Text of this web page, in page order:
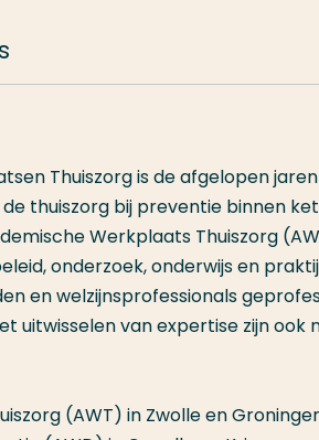
Thuiszorg is de afgelopen
thuiszorg bij preventie binnen
Werkplaats Thuiszorg
onderzoek, onderwijs en
en welzijnsprofessionals
uitwisselen van expertise zijn ook
(AWT) in Zwolle en